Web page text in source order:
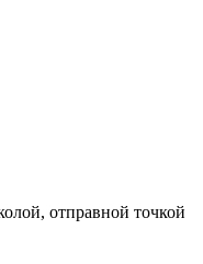
отправной точкой